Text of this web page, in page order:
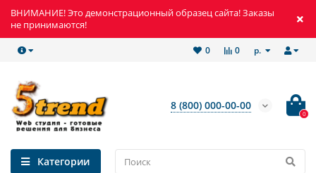
ВНИМАНИЕ! Это демонстрационный образец сайта! Заказы
не принимаются!
р.
0
0
8 (800) 000-00-00
0
Категории